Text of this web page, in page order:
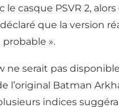
casque PSVR 2, alors
que la version
».
serait pas disponible
Batman
indices